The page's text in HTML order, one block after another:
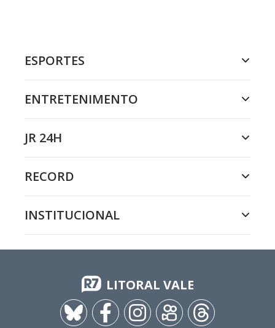
ESPORTES
ENTRETENIMENTO
JR 24H
RECORD
INSTITUCIONAL
LITORAL VALE